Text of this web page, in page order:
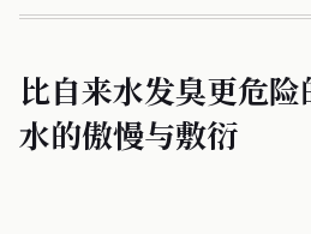
比自来水发臭更危
水的傲慢与敷衍